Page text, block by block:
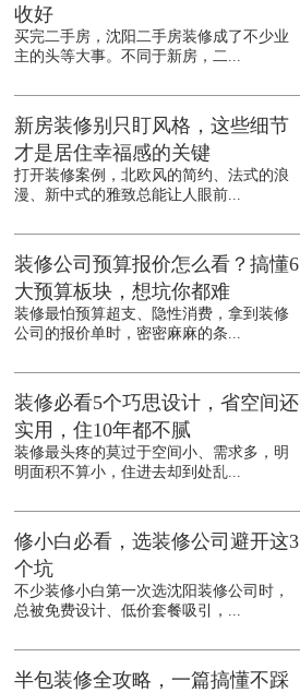
收好
买完二手房，沈阳二手房装修成了不少业
主的头等大事。不同于新房，二...
新房装修别只盯风格，这些细节
才是居住幸福感的关键
打开装修案例，北欧风的简约、法式的浪
漫、新中式的雅致总能让人眼前...
装修公司预算报价怎么看？搞懂6
大预算板块，想坑你都难
装修最怕预算超支、隐性消费，拿到装修
公司的报价单时，密密麻麻的条...
装修必看5个巧思设计，省空间还
实用，住10年都不腻
装修最头疼的莫过于空间小、需求多，明
明面积不算小，住进去却到处乱...
修小白必看，选装修公司避开这3
个坑
不少装修小白第一次选沈阳装修公司时，
总被免费设计、低价套餐吸引，...
半包装修全攻略，一篇搞懂不踩